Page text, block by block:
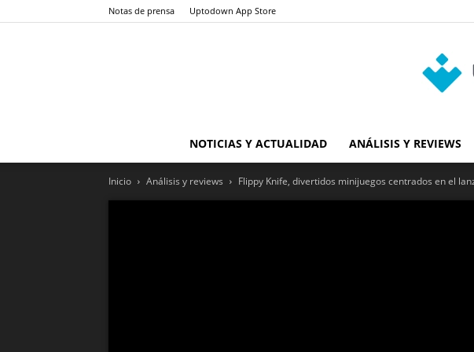
Notas de prensa Uptodown App Store
NOTICIAS Y ACTUALIDAD ANÁLISIS Y REVIEWS
Inicio Análisis y reviews Flippy Knife, divertidos minijuegos centrados en el